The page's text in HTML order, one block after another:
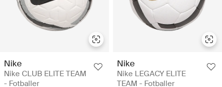
Nike
Nike CLUB ELITE TEAM
- Fotballer
Nike
Nike LEGACY ELITE
TEAM - Fotballer